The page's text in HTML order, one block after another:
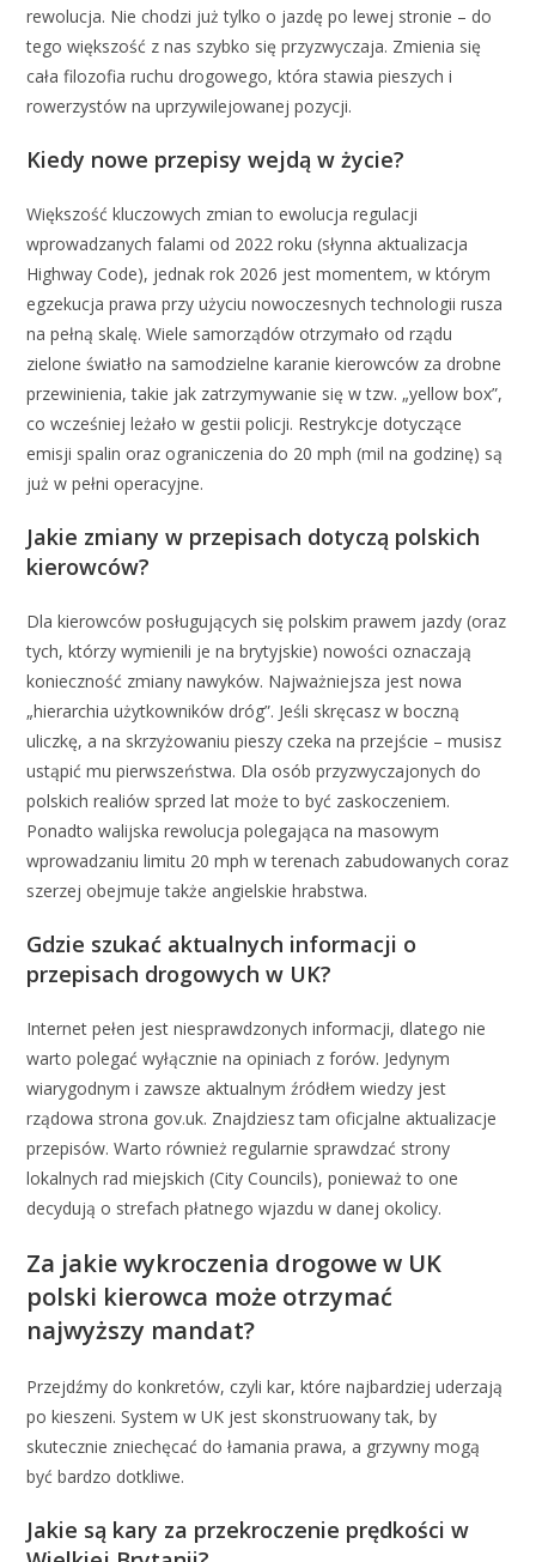
rewolucja. Nie chodzi już tylko o jazdę po lewej stronie – do
tego większość z nas szybko się przyzwyczaja. Zmienia się
cała filozofia ruchu drogowego, która stawia pieszych i
rowerzystów na uprzywilejowanej pozycji.
Kiedy nowe przepisy wejdą w życie?
Większość kluczowych zmian to ewolucja regulacji
wprowadzanych falami od 2022 roku (słynna aktualizacja
Highway Code), jednak rok 2026 jest momentem, w którym
egzekucja prawa przy użyciu nowoczesnych technologii rusza
na pełną skalę. Wiele samorządów otrzymało od rządu
zielone światło na samodzielne karanie kierowców za drobne
przewinienia, takie jak zatrzymywanie się w tzw. „yellow box”,
co wcześniej leżało w gestii policji. Restrykcje dotyczące
emisji spalin oraz ograniczenia do 20 mph (mil na godzinę) są
już w pełni operacyjne.
Jakie zmiany w przepisach dotyczą polskich
kierowców?
Dla kierowców posługujących się polskim prawem jazdy (oraz
tych, którzy wymienili je na brytyjskie) nowości oznaczają
konieczność zmiany nawyków. Najważniejsza jest nowa
„hierarchia użytkowników dróg”. Jeśli skręcasz w boczną
uliczkę, a na skrzyżowaniu pieszy czeka na przejście – musisz
ustąpić mu pierwszeństwa. Dla osób przyzwyczajonych do
polskich realiów sprzed lat może to być zaskoczeniem.
Ponadto walijska rewolucja polegająca na masowym
wprowadzaniu limitu 20 mph w terenach zabudowanych coraz
szerzej obejmuje także angielskie hrabstwa.
Gdzie szukać aktualnych informacji o
przepisach drogowych w UK?
Internet pełen jest niesprawdzonych informacji, dlatego nie
warto polegać wyłącznie na opiniach z forów. Jedynym
wiarygodnym i zawsze aktualnym źródłem wiedzy jest
rządowa strona gov.uk. Znajdziesz tam oficjalne aktualizacje
przepisów. Warto również regularnie sprawdzać strony
lokalnych rad miejskich (City Councils), ponieważ to one
decydują o strefach płatnego wjazdu w danej okolicy.
Za jakie wykroczenia drogowe w UK
polski kierowca może otrzymać
najwyższy mandat?
Przejdźmy do konkretów, czyli kar, które najbardziej uderzają
po kieszeni. System w UK jest skonstruowany tak, by
skutecznie zniechęcać do łamania prawa, a grzywny mogą
być bardzo dotkliwe.
Jakie są kary za przekroczenie prędkości w